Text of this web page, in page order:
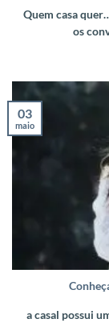
Quem casa
os
a casal possui
03
maio